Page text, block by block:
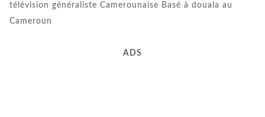
télévision généraliste Camerounaise Basé à douala au
Cameroun
ADS